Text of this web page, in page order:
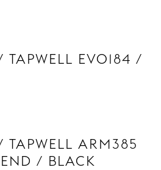
TAPWELL EVO184 /
TAPWELL ARM385
/ BLACK